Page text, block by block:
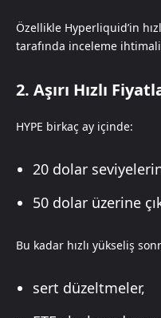
Özellikle Hyperliquid’in
tarafında inceleme
2. Aşırı Hızlı
HYPE birkaç ay içinde:
20 dolar
50 dolar üzerine
Bu kadar hızlı yükseliş
sert düzeltmeler,